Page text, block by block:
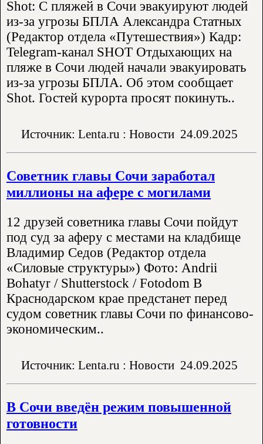
Shot: С пляжей в Сочи эвакуируют людей
из-за угрозы БПЛА Александра Статных
(Редактор отдела «Путешествия») Кадр:
Telegram-канал SHOT Отдыхающих на
пляже в Сочи людей начали эвакуировать
из-за угрозы БПЛА. Об этом сообщает
Shot. Гостей курорта просят покинуть..
Источник: Lenta.ru : Новости 24.09.2025
Советник главы Сочи заработал
миллионы на афере с могилами
12 друзей советника главы Сочи пойдут
под суд за аферу с местами на кладбище
Владимир Седов (Редактор отдела
«Силовые структуры») Фото: Andrii
Bohatyr / Shutterstock / Fotodom В
Краснодарском крае предстанет перед
судом советник главы Сочи по финансово-
экономическим..
Источник: Lenta.ru : Новости 24.09.2025
В Сочи введён режим повышенной
готовности